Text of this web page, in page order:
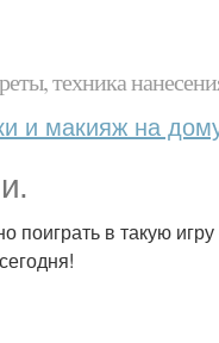
техника
и макияж на
поиграть в такую